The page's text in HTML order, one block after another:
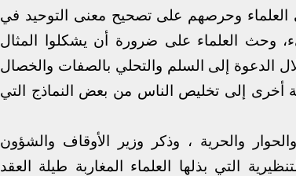
وحرصهم على تصحيح معنى التوحيد في
وحث العلماء على ضرورة أن يشكلوا المثال
الدعوة إلى السلم والتحلي بالصفات والخصال
أخرى إلى تخليص الناس من بعض النماذج التي
والحرية ، وذكر وزير الأوقاف والشؤون
التي بذلها العلماء المغاربة طيلة العقد